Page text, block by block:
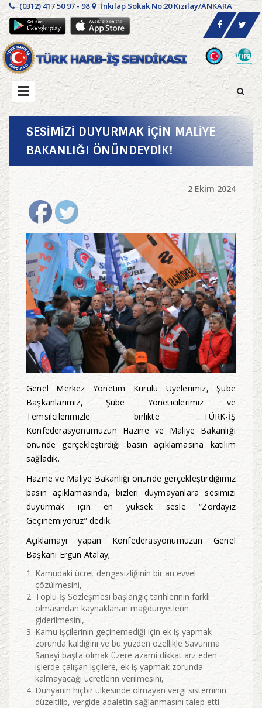
(0312) 417 50 97 - 98 İnkılap Sokak No:20 Kızılay/ANKARA
SESİMİZİ DUYURMAK İÇİN MALİYE
BAKANLIĞI ÖNÜNDEYDİK!
2 Ekim 2024
Genel Merkez Yönetim Kurulu Üyelerimiz, Şube
Başkanlarımız, Şube Yöneticilerimiz ve
Temsilcilerimizle birlikte TÜRK-İŞ
Konfederasyonumuzun Hazine ve Maliye Bakanlığı
önünde gerçekleştirdiği basın açıklamasına katılım
sağladık.
Hazine ve Maliye Bakanlığı önünde gerçekleştirdiğimiz
basın açıklamasında, bizleri duymayanlara sesimizi
duyurmak için en yüksek sesle “Zordayız
Geçinemiyoruz” dedik.
Açıklamayı yapan Konfederasyonumuzun Genel
Başkanı Ergün Atalay;
Kamudaki ücret dengesizliğinin bir an evvel
çözülmesini,
Toplu İş Sözleşmesi başlangıç tarihlerinin farklı
olmasından kaynaklanan mağduriyetlerin
giderilmesini,
Kamu işçilerinin geçinemediği için ek iş yapmak
zorunda kaldığını ve bu yüzden özellikle Savunma
Sanayi başta olmak üzere azami dikkat arz eden
işlerde çalışan işçilere, ek iş yapmak zorunda
kalmayacağı ücretlerin verilmesini,
Dünyanın hiçbir ülkesinde olmayan vergi sisteminin
düzeltilip, vergide adaletin sağlanmasını talep etti.